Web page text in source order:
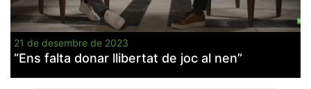
21 de desembre de 2023
“Ens falta donar llibertat de joc al nen”